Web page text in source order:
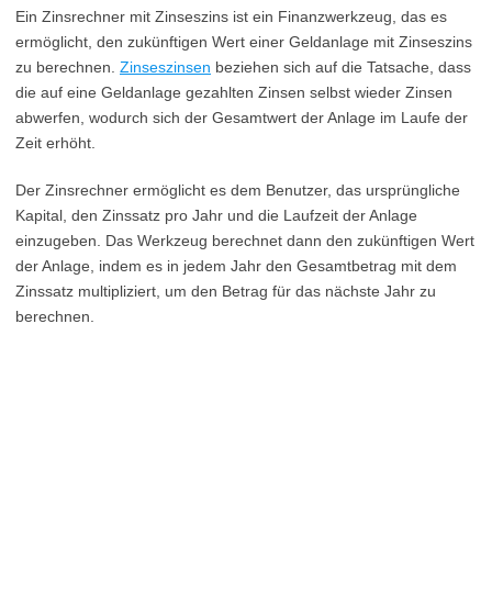
Ein Zinsrechner mit Zinseszins ist ein Finanzwerkzeug, das es
ermöglicht, den zukünftigen Wert einer Geldanlage mit Zinseszins
zu berechnen. Zinseszinsen beziehen sich auf die Tatsache, dass
die auf eine Geldanlage gezahlten Zinsen selbst wieder Zinsen
abwerfen, wodurch sich der Gesamtwert der Anlage im Laufe der
Zeit erhöht.
Der Zinsrechner ermöglicht es dem Benutzer, das ursprüngliche
Kapital, den Zinssatz pro Jahr und die Laufzeit der Anlage
einzugeben. Das Werkzeug berechnet dann den zukünftigen Wert
der Anlage, indem es in jedem Jahr den Gesamtbetrag mit dem
Zinssatz multipliziert, um den Betrag für das nächste Jahr zu
berechnen.